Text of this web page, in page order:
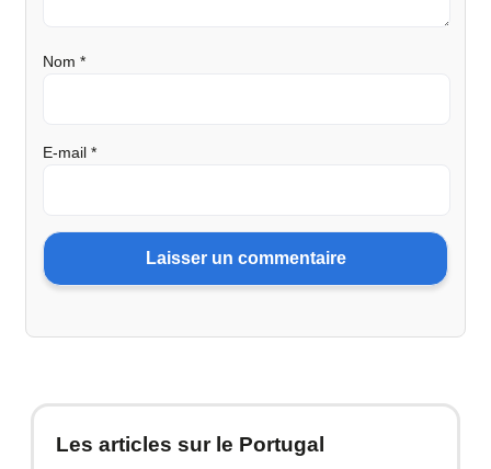
Nom *
E-mail *
Les articles sur le Portugal